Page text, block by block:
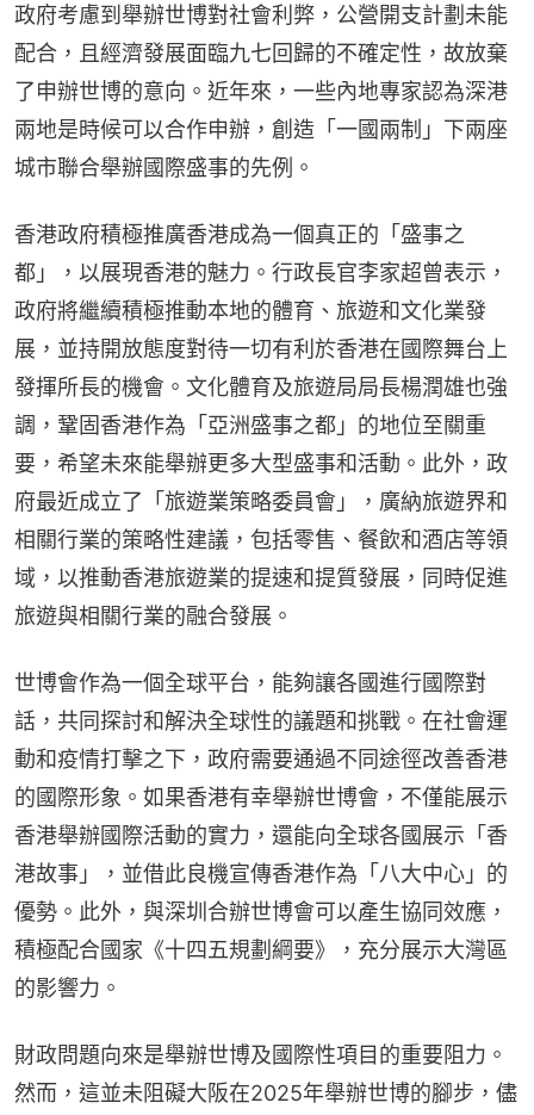
政府考慮到舉辦世博對社會利弊，公營開支計劃未能
配合，且經濟發展面臨九七回歸的不確定性，故放棄
了申辦世博的意向。近年來，一些內地專家認為深港
兩地是時候可以合作申辦，創造「一國兩制」下兩座
城市聯合舉辦國際盛事的先例。
香港政府積極推廣香港成為一個真正的「盛事之
都」，以展現香港的魅力。行政長官李家超曾表示，
政府將繼續積極推動本地的體育、旅遊和文化業發
展，並持開放態度對待一切有利於香港在國際舞台上
發揮所長的機會。文化體育及旅遊局局長楊潤雄也強
調，鞏固香港作為「亞洲盛事之都」的地位至關重
要，希望未來能舉辦更多大型盛事和活動。此外，政
府最近成立了「旅遊業策略委員會」，廣納旅遊界和
相關行業的策略性建議，包括零售、餐飲和酒店等領
域，以推動香港旅遊業的提速和提質發展，同時促進
旅遊與相關行業的融合發展。
世博會作為一個全球平台，能夠讓各國進行國際對
話，共同探討和解決全球性的議題和挑戰。在社會運
動和疫情打擊之下，政府需要通過不同途徑改善香港
的國際形象。如果香港有幸舉辦世博會，不僅能展示
香港舉辦國際活動的實力，還能向全球各國展示「香
港故事」，並借此良機宣傳香港作為「八大中心」的
優勢。此外，與深圳合辦世博會可以產生協同效應，
積極配合國家《十四五規劃綱要》，充分展示大灣區
的影響力。
財政問題向來是舉辦世博及國際性項目的重要阻力。
然而，這並未阻礙大阪在2025年舉辦世博的腳步，儘